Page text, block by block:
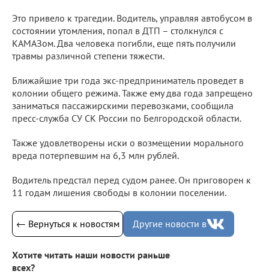
Это привело к трагедии. Водитель, управляя автобусом в
состоянии утомления, попал в ДТП – столкнулся с
КАМАЗом. Два человека погибли, еще пять получили
травмы различной степени тяжести.
Ближайшие три года экс-предприниматель проведет в
колонии общего режима. Также ему два года запрещено
заниматься пассажирскими перевозками, сообщила
пресс-служба СУ СК России по Белгородской области.
Также удовлетворены иски о возмещении морального
вреда потерпевшим на 6,3 млн рублей.
Водитель предстал перед судом ранее. Он приговорен к
11 годам лишения свободы в колонии поселении.
← Вернуться к новостям Другие новости в
Хотите читать наши новости раньше
всех?